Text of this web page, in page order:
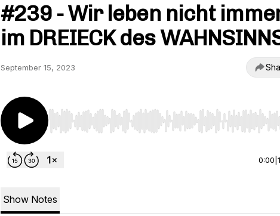
#239 - Wir leben nicht
im DREIECK des
September 15, 2023
Use Left/Right to seek, Home/End to jump to start or
0:00
Show Notes